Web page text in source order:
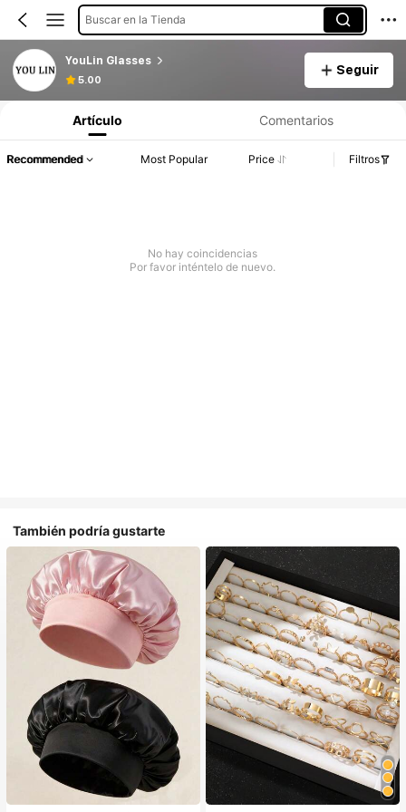
Buscar en la Tienda
YouLin Glasses
5.00
Seguir
Artículo Comentarios
Recommended Most Popular Price Filtros
No hay coincidencias
Por favor inténtelo de nuevo.
También podría gustarte